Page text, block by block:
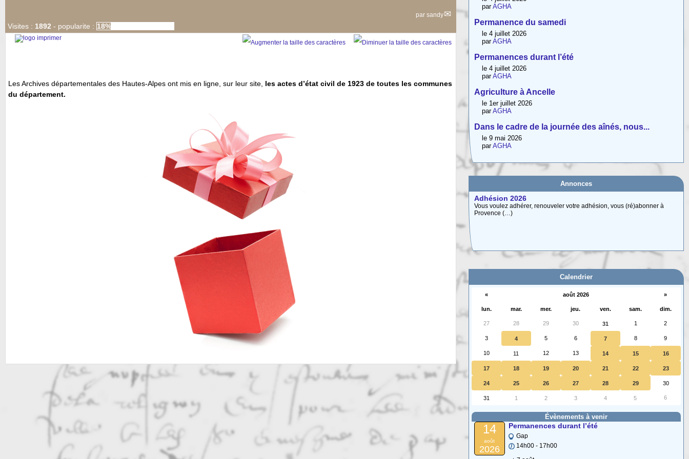
parsandy
Visites : 1892 - popularite : 18%
Les Archives départementales des Hautes-Alpes ont mis en ligne, sur leur site, les actes d’état civil de 1923 de toutes les communes
du département.
parAGHA
Permanence du samedi
le 4 juillet 2026
parAGHA
Permanences durant l’été
le 4 juillet 2026
parAGHA
Agriculture à Ancelle
le 1er juillet 2026
parAGHA
Dans le cadre de la journée des aînés, nous...
le 9 mai 2026
parAGHA
Annonces
Vous voulez adhérer, renouveler votre adhésion, vous (ré)abonner à
Provence (…)
des (…)
Calendrier
« août 2026 »
lun. mar. mer. jeu. ven. sam. dim.
27 28 29 30 31 1 2
3 4 5 6 7 8 9
10 11 12 13 14 15 16
17 18 19 20 21 22 23
24 25 26 27 28 29 30
31 1 2 3 4 5 6
Évènements à venir
14
août
2026
Permanences durant l’été
Gap
14h00 - 17h00